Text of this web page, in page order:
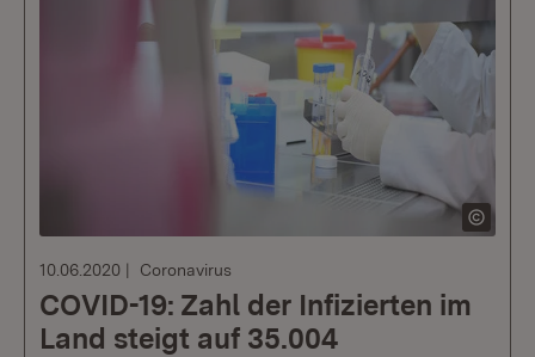
10.06.2020 Coronavirus
COVID-19: Zahl der Infizierten im
Land steigt auf 35.004